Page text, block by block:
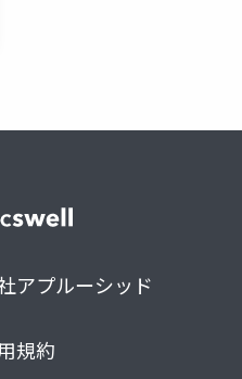
アプルーシッド
規約